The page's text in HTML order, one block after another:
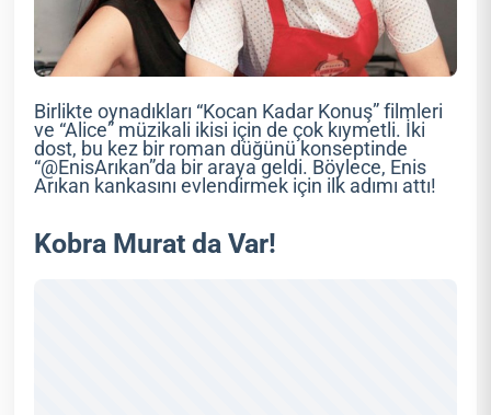
Birlikte oynadıkları “Kocan Kadar Konuş” filmleri
ve “Alice” müzikali ikisi için de çok kıymetli. İki
dost, bu kez bir roman düğünü konseptinde
“@EnisArıkan”da bir araya geldi. Böylece, Enis
Arıkan kankasını evlendirmek için ilk adımı attı!
Kobra Murat da Var!